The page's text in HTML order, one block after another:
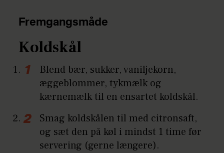
Fremgangsmåde
Koldskål
Blend bær, sukker, vaniljekorn,
æggeblommer, tykmælk og
kærnemælk til en ensartet koldskål.
Smag koldskålen til med citronsaft,
og sæt den på køl i mindst 1 time før
servering (gerne længere).